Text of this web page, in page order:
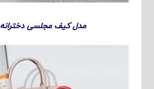
مدل کیف مجلسی دخترانه